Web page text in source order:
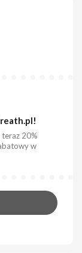
teraz 20%
w